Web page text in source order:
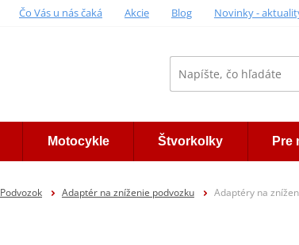
Čo Vás u nás čaká Akcie Blog Novinky -
Motocykle Štvorkolky Pre
Podvozok Adaptér na zníženie podvozku Adaptéry na